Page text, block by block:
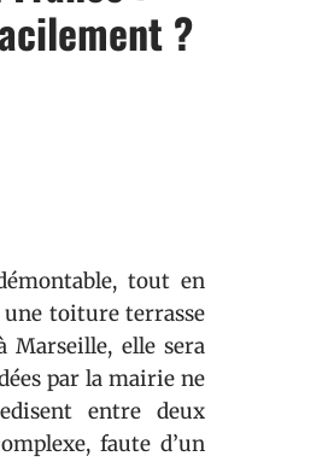
?
tout en
une toiture terrasse
Marseille, elle sera
par la mairie ne
entre deux
faute d’un